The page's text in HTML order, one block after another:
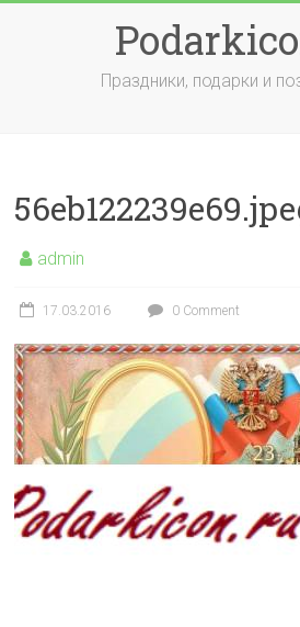
Праздники, подарки и
admin
17.03.2016 0 Comment